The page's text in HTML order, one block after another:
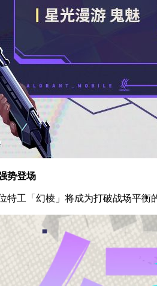
势登场
特工「幻棱」将成为打破战场平